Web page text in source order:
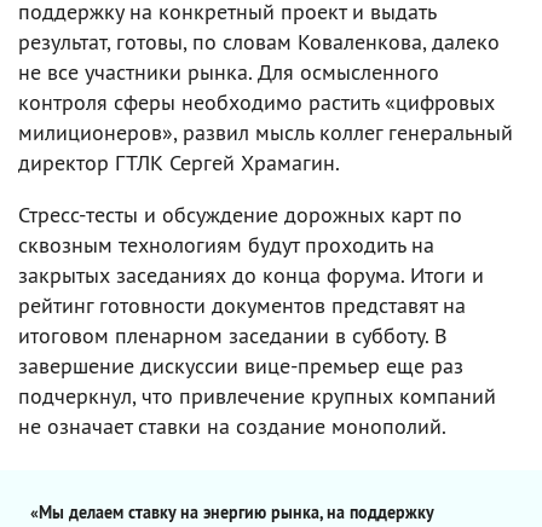
поддержку на конкретный проект и выдать
результат, готовы, по словам Коваленкова, далеко
не все участники рынка. Для осмысленного
контроля сферы необходимо растить «цифровых
милиционеров», развил мысль коллег генеральный
директор ГТЛК Сергей Храмагин.
Стресс-тесты и обсуждение дорожных карт по
сквозным технологиям будут проходить на
закрытых заседаниях до конца форума. Итоги и
рейтинг готовности документов представят на
итоговом пленарном заседании в субботу. В
завершение дискуссии вице-премьер еще раз
подчеркнул, что привлечение крупных компаний
не означает ставки на создание монополий.
«Мы делаем ставку на энергию рынка, на поддержку